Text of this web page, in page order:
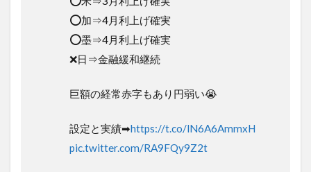
⭕️加⇒4月利上げ確実
⭕️墨⇒4月利上げ確実
❌日⇒金融緩和継続
巨額の経常赤字もあり円弱い😭
設定と実績➡https://t.co/lN6A6AmmxH
pic.twitter.com/RA9FQy9Z2t